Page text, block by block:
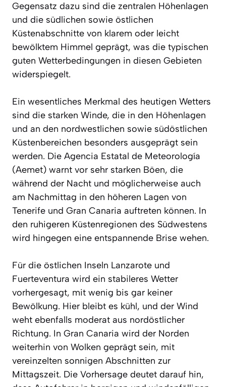
Gegensatz dazu sind die zentralen Höhenlagen
und die südlichen sowie östlichen
Küstenabschnitte von klarem oder leicht
bewölktem Himmel geprägt, was die typischen
guten Wetterbedingungen in diesen Gebieten
widerspiegelt.
Ein wesentliches Merkmal des heutigen Wetters
sind die starken Winde, die in den Höhenlagen
und an den nordwestlichen sowie südöstlichen
Küstenbereichen besonders ausgeprägt sein
werden. Die Agencia Estatal de Meteorología
(Aemet) warnt vor sehr starken Böen, die
während der Nacht und möglicherweise auch
am Nachmittag in den höheren Lagen von
Tenerife und Gran Canaria auftreten können. In
den ruhigeren Küstenregionen des Südwestens
wird hingegen eine entspannende Brise wehen.
Für die östlichen Inseln Lanzarote und
Fuerteventura wird ein stabileres Wetter
vorhergesagt, mit wenig bis gar keiner
Bewölkung. Hier bleibt es kühl, und der Wind
weht ebenfalls moderat aus nordöstlicher
Richtung. In Gran Canaria wird der Norden
weiterhin von Wolken geprägt sein, mit
vereinzelten sonnigen Abschnitten zur
Mittagszeit. Die Vorhersage deutet darauf hin,